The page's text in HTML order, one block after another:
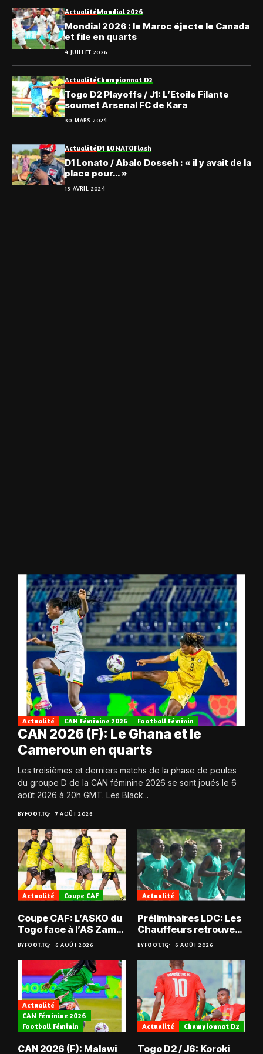
ActualitéMondial 2026
Mondial 2026 : le Maroc éjecte le Canada
et file en quarts
4 JUILLET 2026
ActualitéChampionnat D2
Togo D2 Playoffs / J1: L’Etoile Filante
soumet Arsenal FC de Kara
30 MARS 2024
ActualitéD1 LONATOFlash
D1 Lonato / Abalo Dosseh : « il y avait de la
place pour… »
15 AVRIL 2024
Actualité CAN Féminine 2026 Football Féminin
CAN 2026 (F): Le Ghana et le
Cameroun en quarts
Les troisièmes et derniers matchs de la phase de poules
du groupe D de la CAN féminine 2026 se sont joués le 6
août 2026 à 20h GMT. Les Black...
BYFOOT.TG 7 AOÛT 2026
Actualité Coupe CAF
Coupe CAF: L’ASKO du
Togo face à l’AS Zam
du Niger
BYFOOT.TG 6 AOÛT 2026
Actualité
Préliminaires LDC: Les
Chauffeurs retrouvent
les Mimos
BYFOOT.TG 6 AOÛT 2026
Actualité
CAN Féminine 2026
Football Féminin
CAN 2026 (F): Malawi
Actualité Championnat D2
Togo D2 / J6: Koroki